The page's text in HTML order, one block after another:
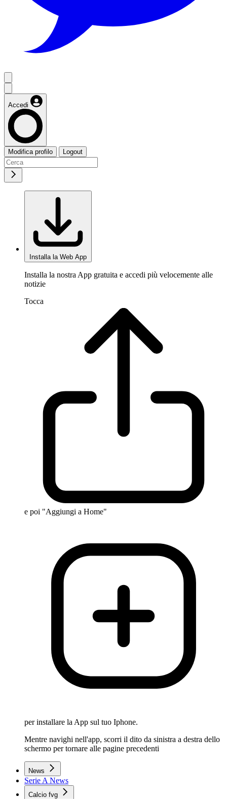
Accedi
Modifica profilo Logout
Installa la Web App
Installa la nostra App gratuita e accedi più velocemente alle
notizie
Tocca
e poi "Aggiungi a Home"
per installare la App sul tuo Iphone.
Mentre navighi nell'app, scorri il dito da sinistra a destra dello
schermo per tornare alle pagine precedenti
News
Serie A News
Calcio fvg